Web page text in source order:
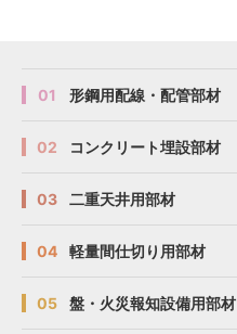
01 形鋼用配線・配管部材
02 コンクリート埋設部材
03 二重天井用部材
04 軽量間仕切り用部材
05 盤・火災報知設備用部材